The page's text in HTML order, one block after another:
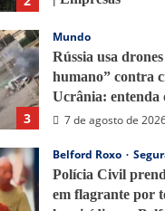
3
Mundo
Rússia usa
humano” contra
Ucrânia: entenda
7 de agosto de
Belford Roxo
Polícia Civil
em flagrante por